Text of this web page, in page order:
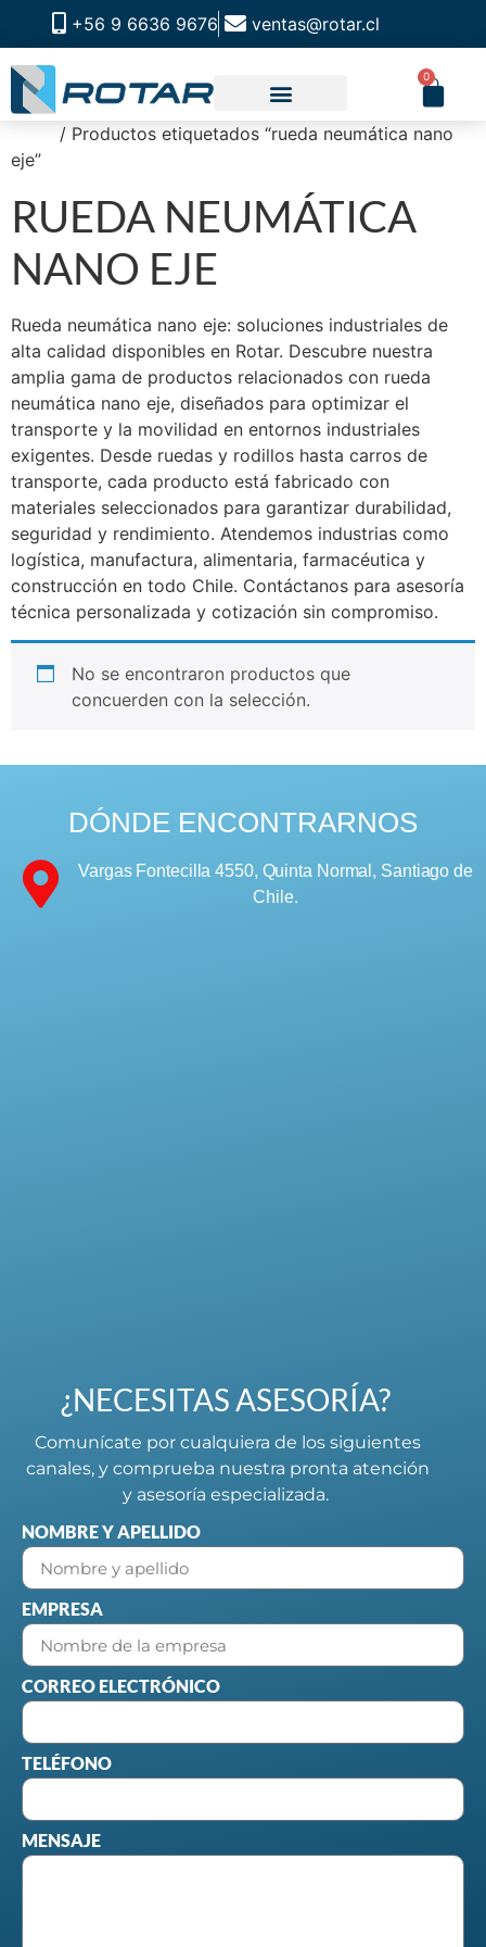
+56 9 6636 9676 ventas@rotar.cl
0
/ Productos etiquetados “rueda neumática nano
eje”
RUEDA NEUMÁTICA
NANO EJE
Rueda neumática nano eje: soluciones industriales de
alta calidad disponibles en Rotar. Descubre nuestra
amplia gama de productos relacionados con rueda
neumática nano eje, diseñados para optimizar el
transporte y la movilidad en entornos industriales
exigentes. Desde ruedas y rodillos hasta carros de
transporte, cada producto está fabricado con
materiales seleccionados para garantizar durabilidad,
seguridad y rendimiento. Atendemos industrias como
logística, manufactura, alimentaria, farmacéutica y
construcción en todo Chile. Contáctanos para asesoría
técnica personalizada y cotización sin compromiso.
No se encontraron productos que
concuerden con la selección.
DÓNDE ENCONTRARNOS
Vargas Fontecilla 4550, Quinta Normal, Santiago de
Chile.
¿NECESITAS ASESORÍA?
Comunícate por cualquiera de los siguientes
canales, y comprueba nuestra pronta atención
y asesoría especializada.
NOMBRE Y APELLIDO
EMPRESA
CORREO ELECTRÓNICO
TELÉFONO
MENSAJE